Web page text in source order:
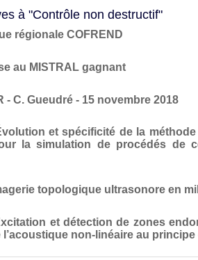
à "Contrôle non destructif"
régionale COFREND
au MISTRAL gagnant
- C. Gueudré - 15 novembre 2018
et spécificité de la
la simulation de procédés de
topologique ultrasonore en
et détection de zones
l’acoustique non-linéaire au